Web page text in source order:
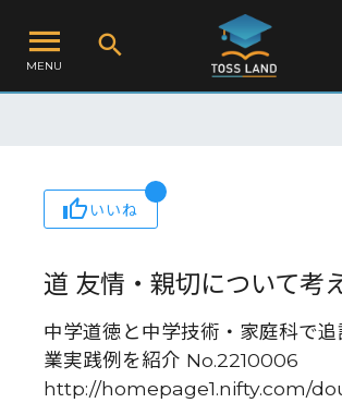
MENU
いいね
道 友情・親切について考
中学道徳と中学技術・家庭科で
業実践例を紹介 No.2210006
http://homepage1.nifty.com/